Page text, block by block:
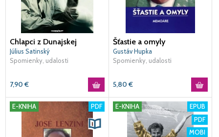
Chlapci z Dunajskej
Július Satinský
Spomienky, udalosti
7,90 €
Šťastie a omyly
Gustáv Hupka
Spomienky, udalosti
5,80 €
E-KNIHA PDF E-KNIHA
EPUB
PDF
MOBI